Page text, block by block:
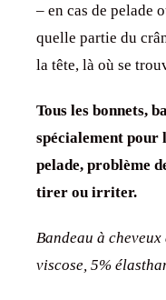
– en cas de pelade
quelle partie du
la tête, là où se
Tous les bonnets,
spécialement pour
pelade, problème
tirer ou irriter.
Bandeau à
viscose, 5%